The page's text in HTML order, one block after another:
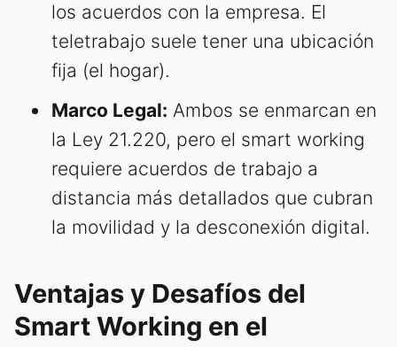
los acuerdos con la empresa. El
teletrabajo suele tener una ubicación
fija (el hogar).
Marco Legal: Ambos se enmarcan en
la Ley 21.220, pero el smart working
requiere acuerdos de trabajo a
distancia más detallados que cubran
la movilidad y la desconexión digital.
Ventajas y Desafíos del
Smart Working en el